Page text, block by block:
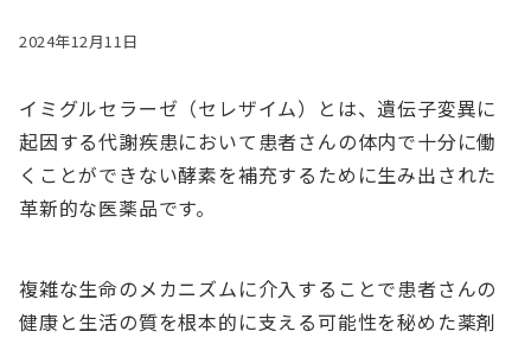
2024年12月11日
イミグルセラーゼ（セレザイム）とは、遺伝子変異に
起因する代謝疾患において患者さんの体内で十分に働
くことができない酵素を補充するために生み出された
革新的な医薬品です。
複雑な生命のメカニズムに介入することで患者さんの
健康と生活の質を根本的に支える可能性を秘めた薬剤